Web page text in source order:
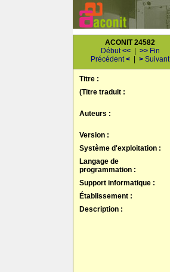
ACONIT 24582
Début<< >>Fin
Précédent< > Suivant
Titre :
(Titre traduit :
Auteurs :
Version :
Système d'exploitation :
Langage de
programmation :
Support informatique :
Établissement :
Description :